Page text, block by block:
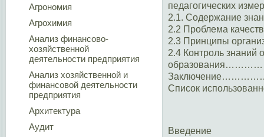
Агрономия
Агрохимия
Анализ финансово-
хозяйственной
деятельности предприятия
Анализ хозяйственной и
финансовой деятельности
предприятия
Архитектура
Аудит
2.1. Содержание
2.2 Проблема
2.3 Принципы
2.4 Контроль знаний
Список
Введение